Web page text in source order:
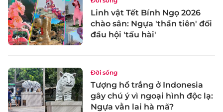
Linh vật Tết Bính Ngọ 2026
chào sân: Ngựa 'thần tiên' đối
đầu hội 'tấu hài'
Đời sống
Tượng hổ trắng ở Indonesia
gây chú ý vì ngoại hình độc lạ:
Ngựa vằn lai hà mã?